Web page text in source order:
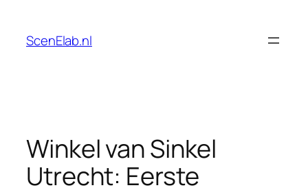
content
ScenElab.nl
Winkel van Sinkel
Utrecht: Eerste